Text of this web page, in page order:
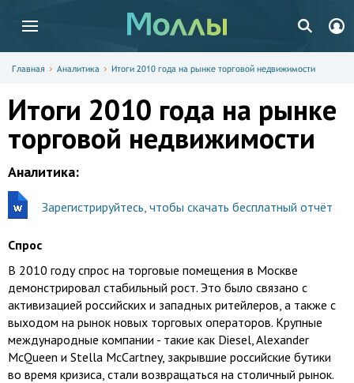
Главная Аналитика Итоги 2010 года на рынке торговой недвижимости
Итоги 2010 года на рынке
торговой недвижимости
Аналитика:
Зарегистрируйтесь, чтобы скачать бесплатный отчёт
Спрос
В 2010 году спрос на торговые помещения в Москве
демонстрировал стабильный рост. Это было связано с
активизацией российских и западных ритейлеров, а также с
выходом на рынок новых торговых операторов. Крупные
международные компании - такие как Diesel, Alexander
McQueen и Stella McCartney, закрывшие российские бутики
во время кризиса, стали возвращаться на столичный рынок.